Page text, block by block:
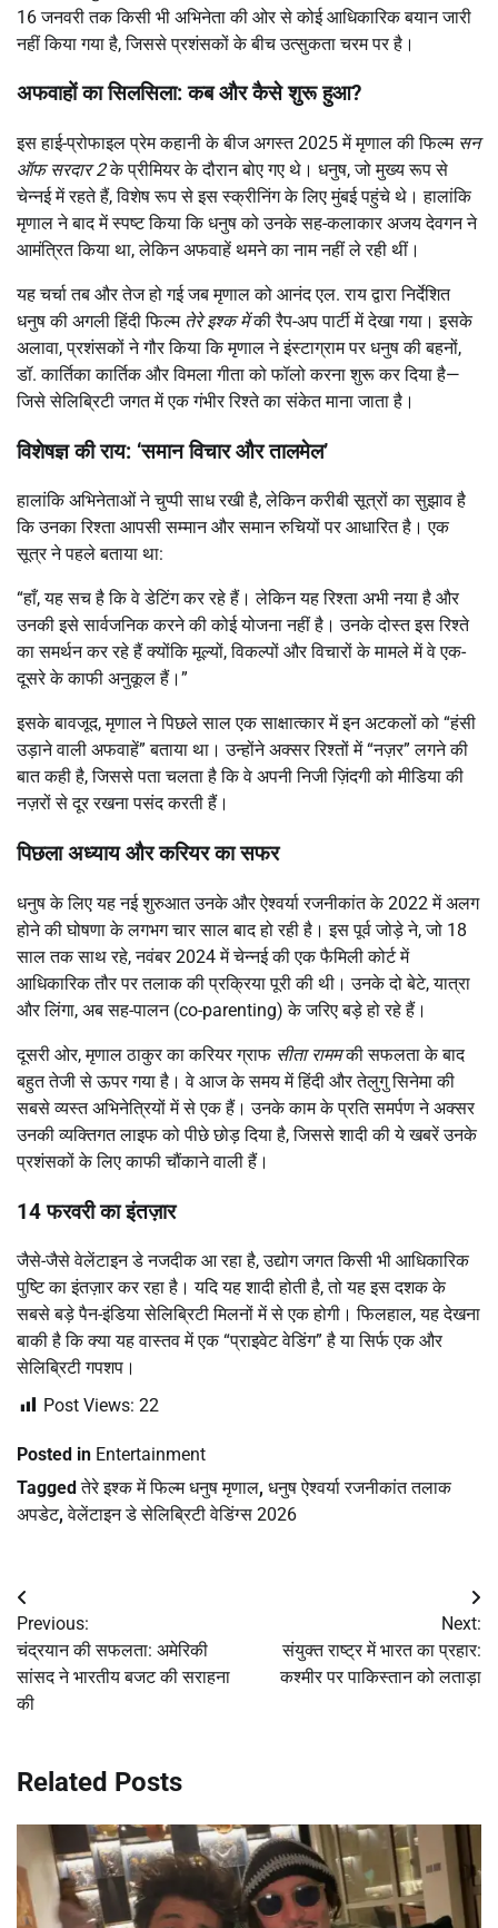
16 जनवरी तक किसी भी अभिनेता की ओर से कोई आधिकारिक बयान जारी
नहीं किया गया है, जिससे प्रशंसकों के बीच उत्सुकता चरम पर है।
अफवाहों का सिलसिला: कब और कैसे शुरू हुआ?
इस हाई-प्रोफाइल प्रेम कहानी के बीज अगस्त 2025 में मृणाल की फिल्म सन
ऑफ सरदार 2के प्रीमियर के दौरान बोए गए थे। धनुष, जो मुख्य रूप से
चेन्नई में रहते हैं, विशेष रूप से इस स्क्रीनिंग के लिए मुंबई पहुंचे थे। हालांकि
मृणाल ने बाद में स्पष्ट किया कि धनुष को उनके सह-कलाकार अजय देवगन ने
आमंत्रित किया था, लेकिन अफवाहें थमने का नाम नहीं ले रही थीं।
यह चर्चा तब और तेज हो गई जब मृणाल को आनंद एल. राय द्वारा निर्देशित
धनुष की अगली हिंदी फिल्म तेरे इश्क मेंकी रैप-अप पार्टी में देखा गया। इसके
अलावा, प्रशंसकों ने गौर किया कि मृणाल ने इंस्टाग्राम पर धनुष की बहनों,
डॉ. कार्तिका कार्तिक और विमला गीता को फॉलो करना शुरू कर दिया है—
जिसे सेलिब्रिटी जगत में एक गंभीर रिश्ते का संकेत माना जाता है।
विशेषज्ञ की राय: ‘समान विचार और तालमेल’
हालांकि अभिनेताओं ने चुप्पी साध रखी है, लेकिन करीबी सूत्रों का सुझाव है
कि उनका रिश्ता आपसी सम्मान और समान रुचियों पर आधारित है। एक
सूत्र ने पहले बताया था:
“हाँ, यह सच है कि वे डेटिंग कर रहे हैं। लेकिन यह रिश्ता अभी नया है और
उनकी इसे सार्वजनिक करने की कोई योजना नहीं है। उनके दोस्त इस रिश्ते
का समर्थन कर रहे हैं क्योंकि मूल्यों, विकल्पों और विचारों के मामले में वे एक-
दूसरे के काफी अनुकूल हैं।”
इसके बावजूद, मृणाल ने पिछले साल एक साक्षात्कार में इन अटकलों को “हंसी
उड़ाने वाली अफवाहें” बताया था। उन्होंने अक्सर रिश्तों में “नज़र” लगने की
बात कही है, जिससे पता चलता है कि वे अपनी निजी ज़िंदगी को मीडिया की
नज़रों से दूर रखना पसंद करती हैं।
पिछला अध्याय और करियर का सफर
धनुष के लिए यह नई शुरुआत उनके और ऐश्वर्या रजनीकांत के 2022 में अलग
होने की घोषणा के लगभग चार साल बाद हो रही है। इस पूर्व जोड़े ने, जो 18
साल तक साथ रहे, नवंबर 2024 में चेन्नई की एक फैमिली कोर्ट में
आधिकारिक तौर पर तलाक की प्रक्रिया पूरी की थी। उनके दो बेटे, यात्रा
और लिंगा, अब सह-पालन (co-parenting) के जरिए बड़े हो रहे हैं।
दूसरी ओर, मृणाल ठाकुर का करियर ग्राफ सीता राममकी सफलता के बाद
बहुत तेजी से ऊपर गया है। वे आज के समय में हिंदी और तेलुगु सिनेमा की
सबसे व्यस्त अभिनेत्रियों में से एक हैं। उनके काम के प्रति समर्पण ने अक्सर
उनकी व्यक्तिगत लाइफ को पीछे छोड़ दिया है, जिससे शादी की ये खबरें उनके
प्रशंसकों के लिए काफी चौंकाने वाली हैं।
14 फरवरी का इंतज़ार
जैसे-जैसे वेलेंटाइन डे नजदीक आ रहा है, उद्योग जगत किसी भी आधिकारिक
पुष्टि का इंतज़ार कर रहा है। यदि यह शादी होती है, तो यह इस दशक के
सबसे बड़े पैन-इंडिया सेलिब्रिटी मिलनों में से एक होगी। फिलहाल, यह देखना
बाकी है कि क्या यह वास्तव में एक “प्राइवेट वेडिंग” है या सिर्फ एक और
सेलिब्रिटी गपशप।
Post Views: 22
Posted in Entertainment
Taggedतेरे इश्क में फिल्म धनुष मृणाल, धनुष ऐश्वर्या रजनीकांत तलाक
अपडेट,वेलेंटाइन डे सेलिब्रिटी वेडिंग्स 2026
Post
navigation
Previous:
चंद्रयान की सफलता: अमेरिकी
सांसद ने भारतीय बजट की सराहना
की
Next:
संयुक्त राष्ट्र में भारत का प्रहार:
कश्मीर पर पाकिस्तान को लताड़ा
Related Posts